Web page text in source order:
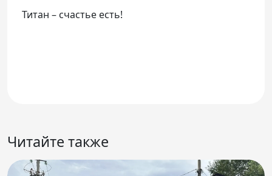
Титан – счастье есть!
Читайте также